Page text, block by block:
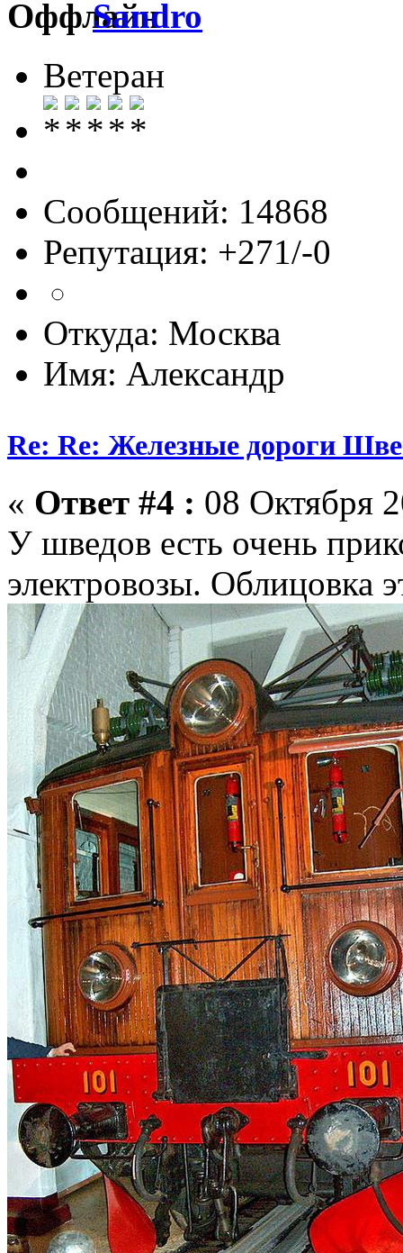
Sandro
Ветеран
Сообщений: 14868
Репутация: +271/-0
Откуда: Москва
Имя: Александр
Re: Re: Железные дороги
« Ответ #4 : 08 Октября
У шведов есть очень
электровозы. Облицовка